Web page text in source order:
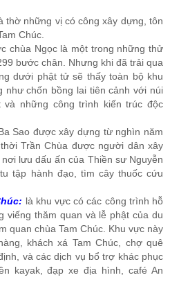
thờ những vị có công xây dựng, tôn
Chúc.
chùa Ngọc là một trong những thử
bước chân. Nhưng khi đã trải qua
dưới phật tử sẽ thấy toàn bộ khu
như chốn bồng lai tiên cảnh với núi
những công trình kiến trúc độc
Sao được xây dựng từ nghìn năm
Trần Chùa được người dân xây
lưu dấu ấn của Thiền sư Nguyễn
tập hành đạo, tìm cây thuốc cứu
là khu vực có các công trình hỗ
viếng thăm quan và lễ phật của du
quan chùa Tam Chúc. Khu vực này
khách xá Tam Chúc, chợ quê
và các dịch vụ bổ trợ khác phục
kayak, đạp xe địa hình, café An